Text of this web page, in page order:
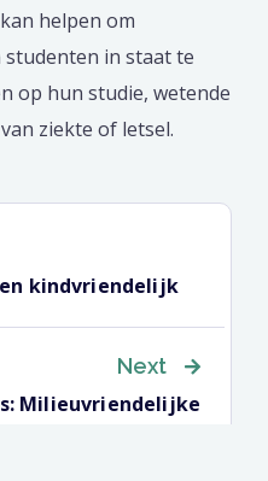
helpen om
in staat te
op hun studie, wetende
ziekte of letsel.
kindvriendelijk
Next
Milieuvriendelijke